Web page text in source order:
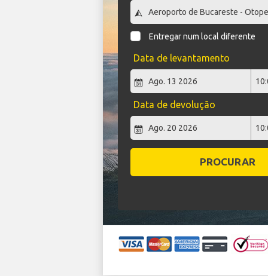
Entregar num local diferente
Data de levantamento
Data de devolução
PROCURAR